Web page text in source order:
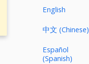
English
中文 (Chinese)
Español
(Spanish)